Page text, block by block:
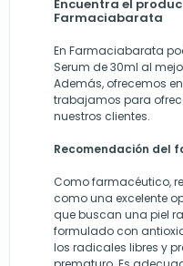
Encuentra el
Farmaciabarata
En Farmaciabarata
Serum de 30ml al
Además, ofrecemos
trabajamos para
nuestros clientes.
Recomendación del
Como farmacéutico,
como una excelente
que buscan una piel
formulado con
los radicales libres y